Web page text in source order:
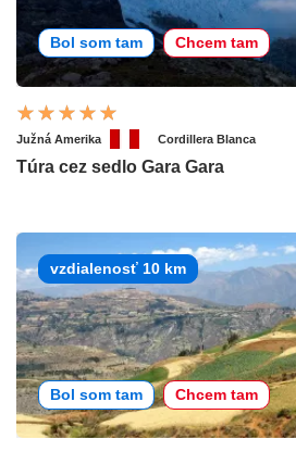
Bol som tam Chcem tam
Južná Amerika Cordillera Blanca
Túra cez sedlo Gara Gara
vzdialenosť 10 km
Bol som tam Chcem tam